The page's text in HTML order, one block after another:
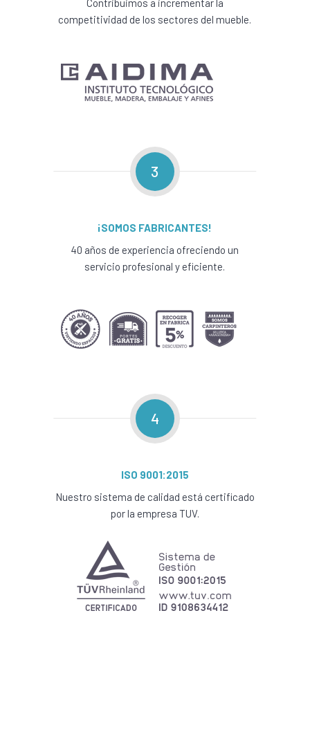
Contribuimos a incrementar la
competitividad de los sectores del mueble.
3
¡SOMOS FABRICANTES!
40 años de experiencia ofreciendo un
servicio profesional y eficiente.
4
ISO 9001:2015
Nuestro sistema de calidad está certificado
por la empresa TUV.